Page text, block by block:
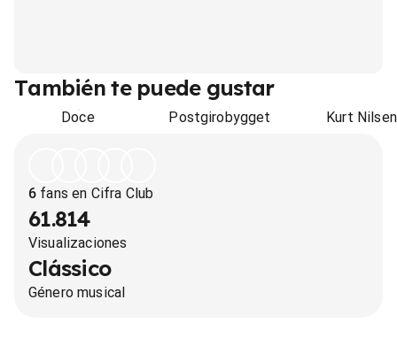
También te puede gustar
Doce Postgirobygget Kurt Nilsen
6 fans en Cifra Club
61.814
Visualizaciones
Clássico
Género musical